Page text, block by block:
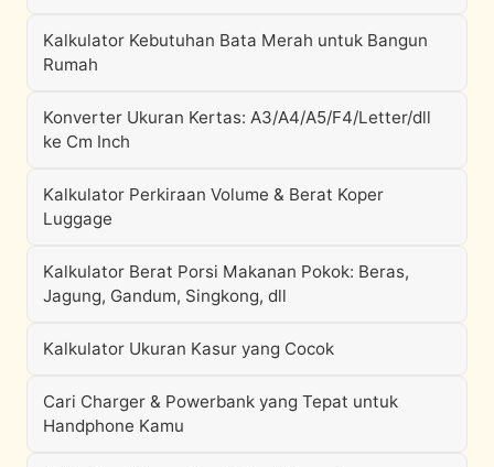
Kalkulator Kebutuhan Bata Merah untuk Bangun
Rumah
Konverter Ukuran Kertas: A3/A4/A5/F4/Letter/dll
ke Cm Inch
Kalkulator Perkiraan Volume & Berat Koper
Luggage
Kalkulator Berat Porsi Makanan Pokok: Beras,
Jagung, Gandum, Singkong, dll
Kalkulator Ukuran Kasur yang Cocok
Cari Charger & Powerbank yang Tepat untuk
Handphone Kamu